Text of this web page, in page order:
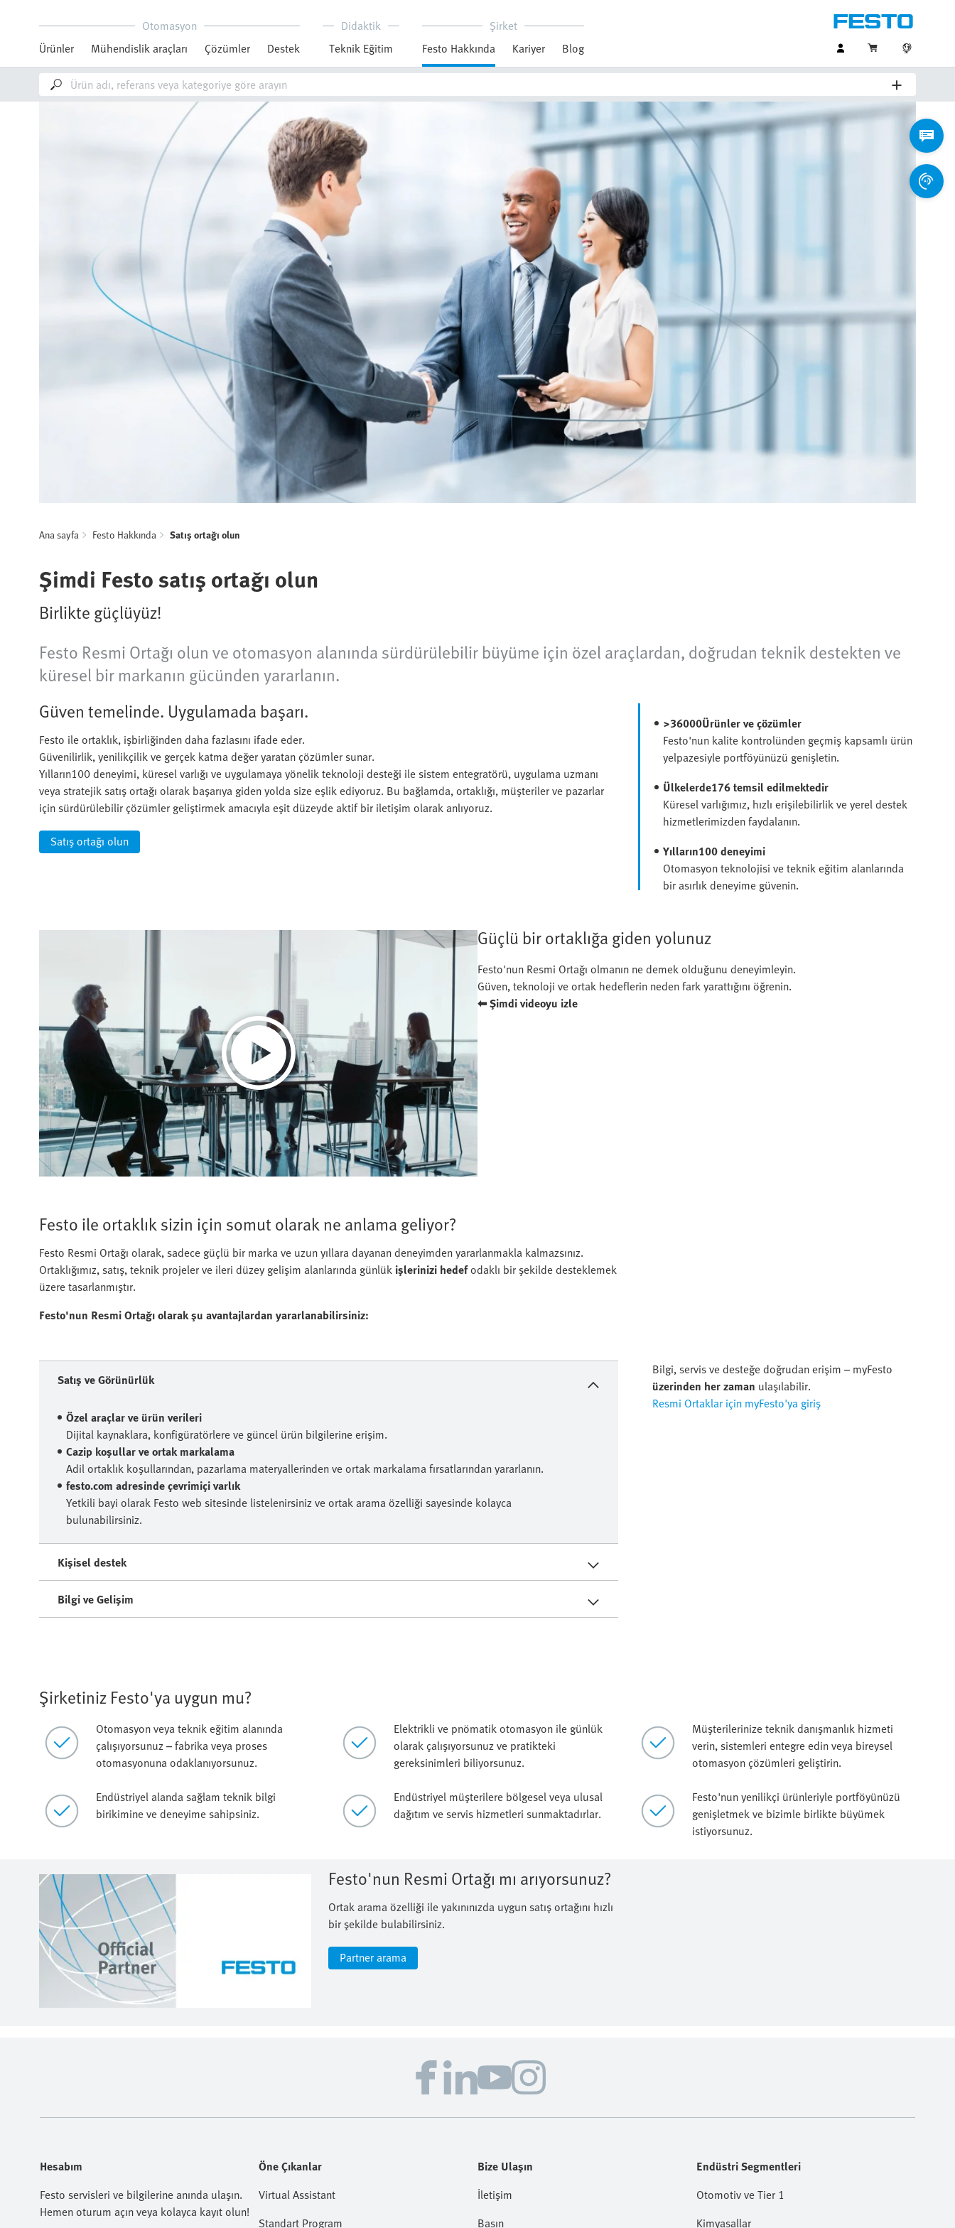
Otomasyon
Ürünler
Mühendislik araçları Çözümler Destek
Didaktik
Teknik Eğitim
Şirket
Festo Hakkında
Kariyer Blog
Ana sayfa Festo Hakkında Satış ortağı olun
Şimdi Festo satış ortağı olun
Birlikte güçlüyüz!
Festo Resmi Ortağı olun ve otomasyon alanında sürdürülebilir büyüme için özel araçlardan, doğrudan teknik destekten ve
küresel bir markanın gücünden yararlanın.
Güven temelinde. Uygulamada başarı.
Festo ile ortaklık, işbirliğinden daha fazlasını ifade eder.
Güvenilirlik, yenilikçilik ve gerçek katma değer yaratan çözümler sunar.
Yılların100 deneyimi, küresel varlığı ve uygulamaya yönelik teknoloji desteği ile sistem entegratörü, uygulama uzmanı
veya stratejik satış ortağı olarak başarıya giden yolda size eşlik ediyoruz. Bu bağlamda, ortaklığı, müşteriler ve pazarlar
için sürdürülebilir çözümler geliştirmek amacıyla eşit düzeyde aktif bir iletişim olarak anlıyoruz.
Satış ortağı olun
>36000Ürünler ve çözümler
Festo'nun kalite kontrolünden geçmiş kapsamlı ürün
yelpazesiyle portföyünüzü genişletin.
Ülkelerde176 temsil edilmektedir
Küresel varlığımız, hızlı erişilebilirlik ve yerel destek
hizmetlerimizden faydalanın.
Yılların100 deneyimi
Otomasyon teknolojisi ve teknik eğitim alanlarında
bir asırlık deneyime güvenin.
Güçlü bir ortaklığa giden yolunuz
Festo'nun Resmi Ortağı olmanın ne demek olduğunu deneyimleyin.
Güven, teknoloji ve ortak hedeflerin neden fark yarattığını öğrenin.
⬅ Şimdi videoyu izle
Festo ile ortaklık sizin için somut olarak ne anlama geliyor?
Festo Resmi Ortağı olarak, sadece güçlü bir marka ve uzun yıllara dayanan deneyimden yararlanmakla kalmazsınız.
Ortaklığımız, satış, teknik projeler ve ileri düzey gelişim alanlarında günlük işlerinizi hedefodaklı bir şekilde desteklemek
üzere tasarlanmıştır.
Festo'nun Resmi Ortağı olarak şu avantajlardan yararlanabilirsiniz:
Satış ve Görünürlük
Özel araçlar ve ürün verileri
Dijital kaynaklara, konfigüratörlere ve güncel ürün bilgilerine erişim.
Cazip koşullar ve ortak markalama
Adil ortaklık koşullarından, pazarlama materyallerinden ve ortak markalama fırsatlarından yararlanın.
festo.com adresinde çevrimiçi varlık
Yetkili bayi olarak Festo web sitesinde listelenirsiniz ve ortak arama özelliği sayesinde kolayca
bulunabilirsiniz.
Kişisel destek
Bilgi ve Gelişim
Bilgi, servis ve desteğe doğrudan erişim – myFesto
üzerinden her zaman ulaşılabilir.
Resmi Ortaklar için myFesto'ya giriş
Şirketiniz Festo'ya uygun mu?
Otomasyon veya teknik eğitim alanında
çalışıyorsunuz – fabrika veya proses
otomasyonuna odaklanıyorsunuz.
Elektrikli ve pnömatik otomasyon ile günlük
olarak çalışıyorsunuz ve pratikteki
gereksinimleri biliyorsunuz.
Müşterilerinize teknik danışmanlık hizmeti
verin, sistemleri entegre edin veya bireysel
otomasyon çözümleri geliştirin.
Endüstriyel alanda sağlam teknik bilgi
birikimine ve deneyime sahipsiniz.
Endüstriyel müşterilere bölgesel veya ulusal
dağıtım ve servis hizmetleri sunmaktadırlar.
Festo'nun yenilikçi ürünleriyle portföyünüzü
genişletmek ve bizimle birlikte büyümek
istiyorsunuz.
Festo'nun Resmi Ortağı mı arıyorsunuz?
Ortak arama özelliği ile yakınınızda uygun satış ortağını hızlı
bir şekilde bulabilirsiniz.
Partner arama
Hesabım
Festo servisleri ve bilgilerine anında ulaşın.
Hemen oturum açın veya kolayca kayıt olun!
Öne Çıkanlar
Virtual Assistant
Standart Program
Bize Ulaşın
İletişim
Basın
Endüstri Segmentleri
Otomotiv ve Tier 1
Kimyasallar